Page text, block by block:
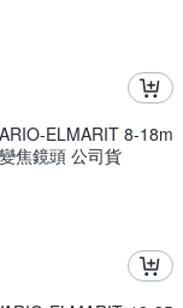
ELMARIT 8-18m
焦鏡頭 公司貨